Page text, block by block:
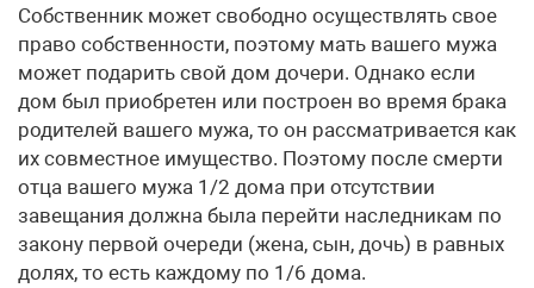
Собственник может свободно осуществлять свое
право собственности, поэтому мать вашего мужа
может подарить свой дом дочери. Однако если
дом был приобретен или построен во время брака
родителей вашего мужа, то он рассматривается как
их совместное имущество. Поэтому после смерти
отца вашего мужа 1/2 дома при отсутствии
завещания должна была перейти наследникам по
закону первой очереди (жена, сын, дочь) в равных
долях, то есть каждому по 1/6 дома.